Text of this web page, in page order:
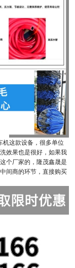
机这款设备，很多单位
效果也是很好，如果我
个厂家的，隆茂鑫晟是
间商的环节，直接购买